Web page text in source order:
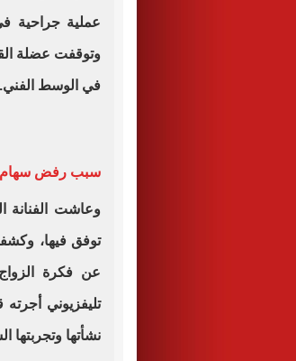
عملية جراحية
وتوقفت عضلة
في الوسط الفني.
سبب رفض سهام
وعاشت الفنانة
توفق فيها،
عن فكرة
تليفزيوني
نشأتها وتجربتها